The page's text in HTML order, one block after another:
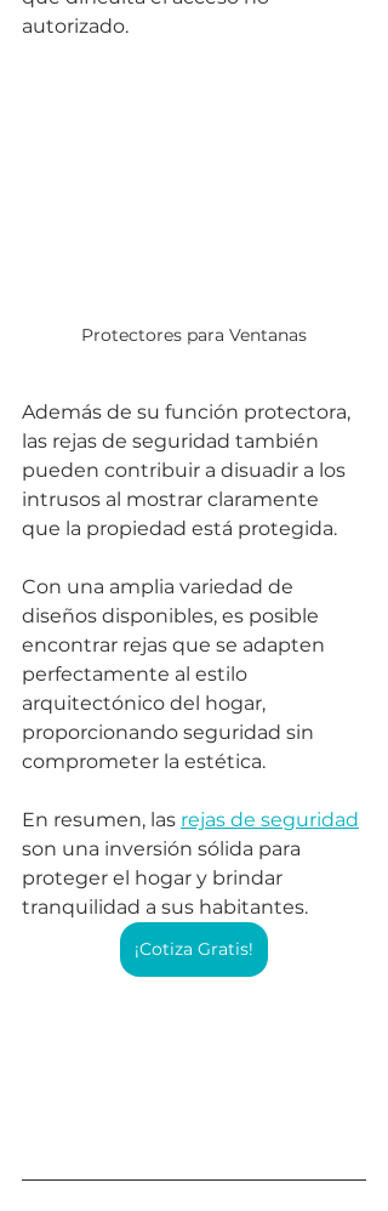
autorizado.
Protectores para Ventanas
Además de su función protectora,
las rejas de seguridad también
pueden contribuir a disuadir a los
intrusos al mostrar claramente
que la propiedad está protegida.
Con una amplia variedad de
diseños disponibles, es posible
encontrar rejas que se adapten
perfectamente al estilo
arquitectónico del hogar,
proporcionando seguridad sin
comprometer la estética.
En resumen, las rejas de seguridad
son una inversión sólida para
proteger el hogar y brindar
tranquilidad a sus habitantes.
¡Cotiza Gratis!